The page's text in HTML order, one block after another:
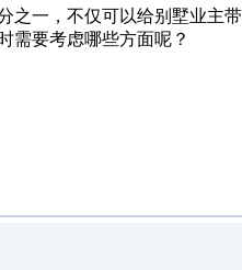
之一，不仅可以给别墅业主
需要考虑哪些方面呢？